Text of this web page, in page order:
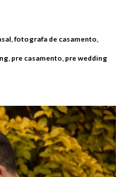
fotografa de casamento,
pre casamento, pre wedding